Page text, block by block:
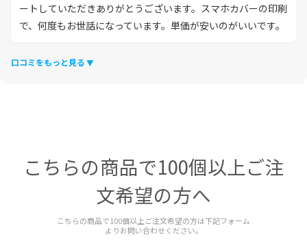
ートしていただきありがとうございます。スマホカバーの印刷
で、何度もお世話になっています。単価が安いのがいいです。
口コミをもっと見る
こちらの商品で100個以上ご注
文希望の方へ
こちらの商品で100個以上ご注文希望の方は下記フォーム
よりお問い合わせください。